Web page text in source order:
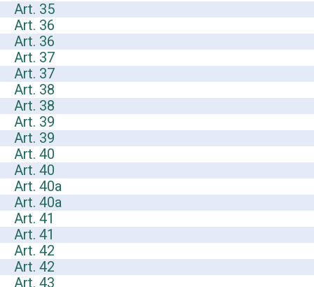
Art. 35
Art. 36
Art. 36
Art. 37
Art. 37
Art. 38
Art. 38
Art. 39
Art. 39
Art. 40
Art. 40
Art. 40a
Art. 40a
Art. 41
Art. 41
Art. 42
Art. 42
Art. 43